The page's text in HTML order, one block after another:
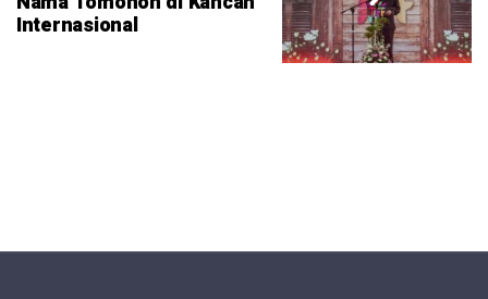
Internasional